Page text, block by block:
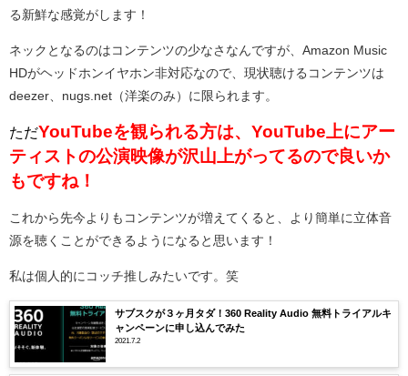
る新鮮な感覚がします！
ネックとなるのはコンテンツの少なさなんですが、Amazon Music
HDがヘッドホンイヤホン非対応なので、現状聴けるコンテンツは
deezer、nugs.net（洋楽のみ）に限られます。
ただYouTubeを観られる方は、YouTube上にアー
ティストの公演映像が沢山上がってるので良いか
もですね！
これから先今よりもコンテンツが増えてくると、より簡単に立体音
源を聴くことができるようになると思います！
私は個人的にコッチ推しみたいです。笑
サブスクが３ヶ月タダ！360 Reality Audio 無料トライアルキ
ャンペーンに申し込んでみた
2021.7.2